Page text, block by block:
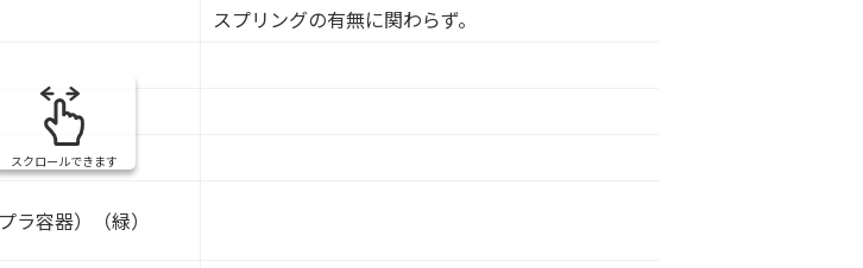
スプリングの有無に関わらず。
ラ容器）（緑）
スクロールできます